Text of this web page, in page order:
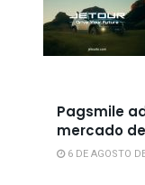
Pagsmile
mercado
6 DE AGOSTO